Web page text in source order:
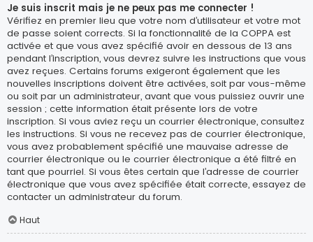
Je suis inscrit mais je ne peux pas me connecter !
Vérifiez en premier lieu que votre nom d’utilisateur et votre mot
de passe soient corrects. Si la fonctionnalité de la COPPA est
activée et que vous avez spécifié avoir en dessous de 13 ans
pendant l’inscription, vous devrez suivre les instructions que vous
avez reçues. Certains forums exigeront également que les
nouvelles inscriptions doivent être activées, soit par vous-même
ou soit par un administrateur, avant que vous puissiez ouvrir une
session ; cette information était présente lors de votre
inscription. Si vous aviez reçu un courrier électronique, consultez
les instructions. Si vous ne recevez pas de courrier électronique,
vous avez probablement spécifié une mauvaise adresse de
courrier électronique ou le courrier électronique a été filtré en
tant que pourriel. Si vous êtes certain que l’adresse de courrier
électronique que vous avez spécifiée était correcte, essayez de
contacter un administrateur du forum.
Haut